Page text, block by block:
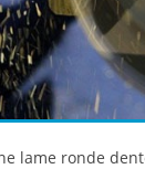
lame ronde